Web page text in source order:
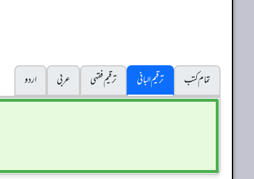
تمام کتب
ترقیم البانی ترقيم فقہی عربی
اردو